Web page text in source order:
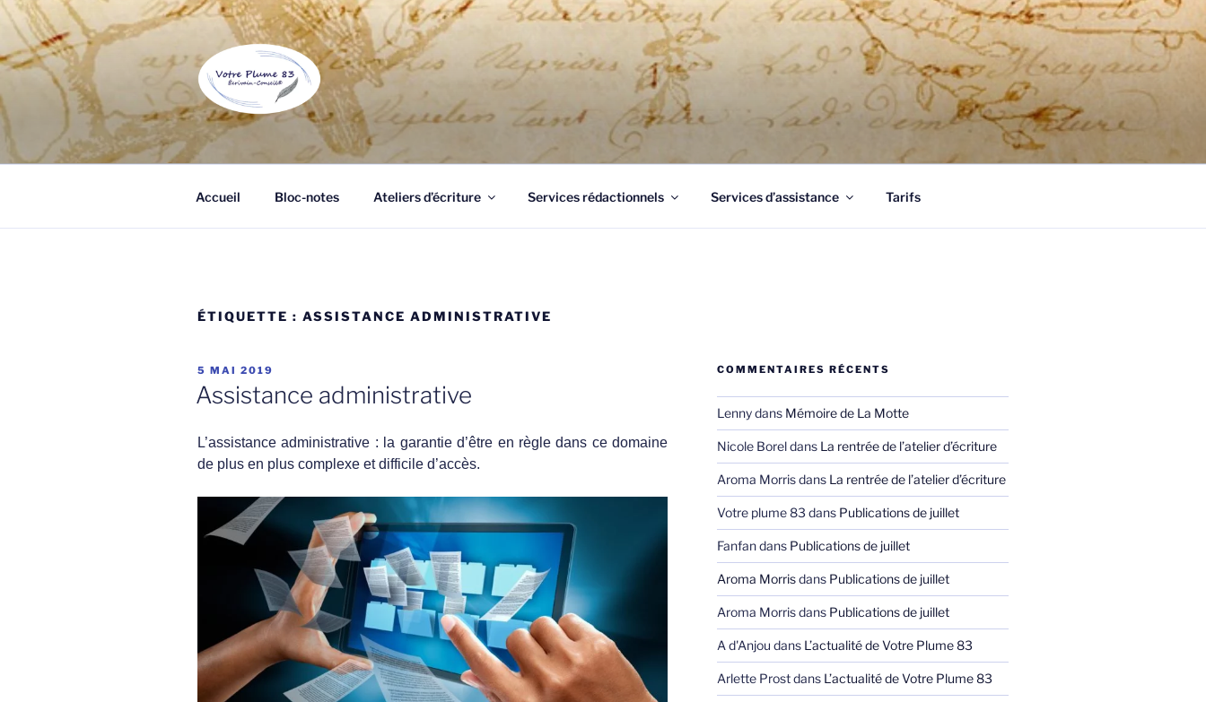
Aller
au
contenu
principal
VOTRE PLUME 83
Écrivain public et biographe à Draguignan, un professionnel de l'écrit à votre service pour tous vos documents.
Accueil Bloc-notes Ateliers d’écriture Services rédactionnels Services d’assistance Tarifs
ÉTIQUETTE : ASSISTANCE ADMINISTRATIVE
PUBLIÉ
LE
5 MAI 2019
Assistance administrative
L’assistance administrative : la garantie d’être en règle dans ce domaine
de plus en plus complexe et difficile d’accès.
COMMENTAIRES RÉCENTS
Lennydans Mémoire de La Motte
Nicole Boreldans La rentrée de l’atelier d’écriture
Aroma Morrisdans La rentrée de l’atelier d’écriture
Votre plume 83 dans Publications de juillet
Fanfandans Publications de juillet
Aroma Morrisdans Publications de juillet
Aroma Morrisdans Publications de juillet
A d'Anjou dans L’actualité de Votre Plume 83
Arlette Prostdans L’actualité de Votre Plume 83